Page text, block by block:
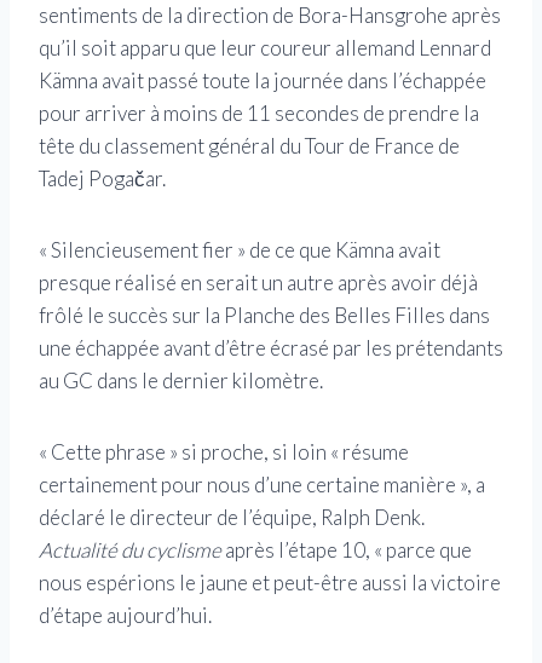
sentiments de la direction de Bora-Hansgrohe après
qu’il soit apparu que leur coureur allemand Lennard
Kämna avait passé toute la journée dans l’échappée
pour arriver à moins de 11 secondes de prendre la
tête du classement général du Tour de France de
Tadej Pogačar.
« Silencieusement fier » de ce que Kämna avait
presque réalisé en serait un autre après avoir déjà
frôlé le succès sur la Planche des Belles Filles dans
une échappée avant d’être écrasé par les prétendants
au GC dans le dernier kilomètre.
« Cette phrase » si proche, si loin « résume
certainement pour nous d’une certaine manière », a
déclaré le directeur de l’équipe, Ralph Denk.
Actualité du cyclismeaprès l’étape 10, « parce que
nous espérions le jaune et peut-être aussi la victoire
d’étape aujourd’hui.